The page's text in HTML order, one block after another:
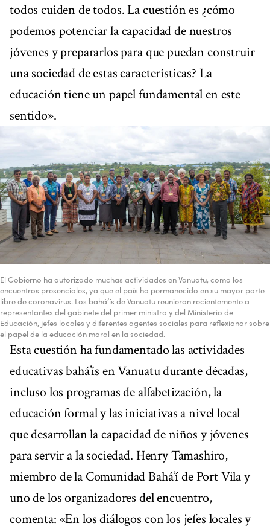
todos cuiden de todos. La cuestión es ¿cómo
podemos potenciar la capacidad de nuestros
jóvenes y prepararlos para que puedan construir
una sociedad de estas características? La
educación tiene un papel fundamental en este
sentido».
El Gobierno ha autorizado muchas actividades en Vanuatu, como los
encuentros presenciales, ya que el país ha permanecido en su mayor parte
libre de coronavirus. Los bahá’ís de Vanuatu reunieron recientemente a
representantes del gabinete del primer ministro y del Ministerio de
Educación, jefes locales y diferentes agentes sociales para reflexionar sobre
el papel de la educación moral en la sociedad.
Esta cuestión ha fundamentado las actividades
educativas bahá’ís en Vanuatu durante décadas,
incluso los programas de alfabetización, la
educación formal y las iniciativas a nivel local
que desarrollan la capacidad de niños y jóvenes
para servir a la sociedad. Henry Tamashiro,
miembro de la Comunidad Bahá’í de Port Vila y
uno de los organizadores del encuentro,
comenta: «En los diálogos con los jefes locales y